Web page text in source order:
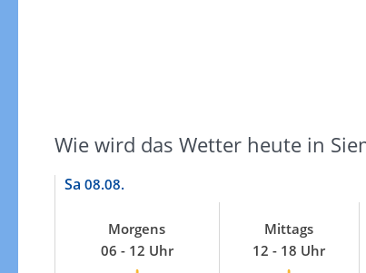
Wie wird das Wetter heute in
Sa 08.08.
Morgens
06 - 12 Uhr
Mittags
12 - 18 Uhr
Windgeschwindigkeiten in 3h
Zur Windgeschwindigkeitenkarte